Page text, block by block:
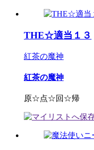
THE☆適当１３
紅茶の魔神
紅茶の魔神
原☆点☆回☆帰